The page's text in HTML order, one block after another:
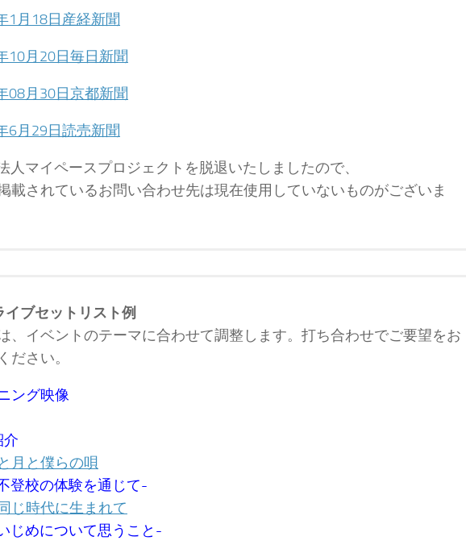
1月18日産経新聞
10月20日毎日新聞
08月30日京都新聞
6月29日読売新聞
人マイペースプロジェクトを脱退いたしましたので、
載されているお問い合わせ先は現在使用していないものがございま
イブセットリスト例
、イベントのテーマに合わせて調整します。打ち合わせでご要望をお
ださい。
ング映像
介
月と僕らの唄
登校の体験を通じて-
じ時代に生まれて
じめについて思うこと-